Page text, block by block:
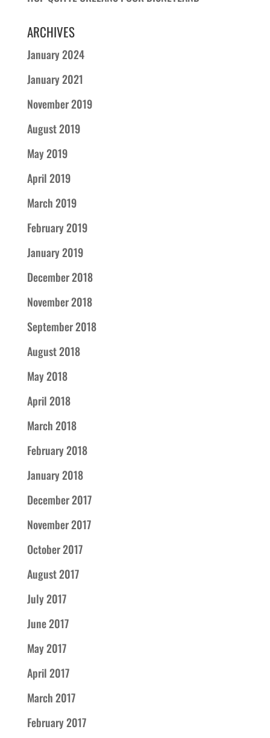
ARCHIVES
January 2024
January 2021
November 2019
August 2019
May 2019
April 2019
March 2019
February 2019
January 2019
December 2018
November 2018
September 2018
August 2018
May 2018
April 2018
March 2018
February 2018
January 2018
December 2017
November 2017
October 2017
August 2017
July 2017
June 2017
May 2017
April 2017
March 2017
February 2017